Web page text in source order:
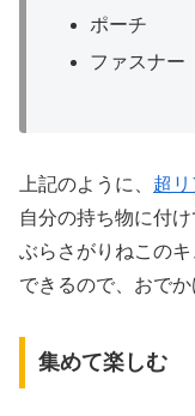
ポーチ
ファスナー
上記のように、 超
自分の持ち物に付
ぶらさがりねこの
できるので、おでか
集めて楽しむ